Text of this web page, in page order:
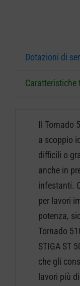
Dotazioni di
Caratteristiche
Il Tornado
a scoppio
difficili o
anche in
infestanti.
per lavori
potenza,
Tornado
STIGA ST
che gli
lavori più